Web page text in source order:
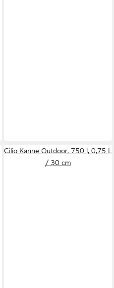
Cilio Kanne Outdoor, 750 l, 0,75 L
/ 30 cm